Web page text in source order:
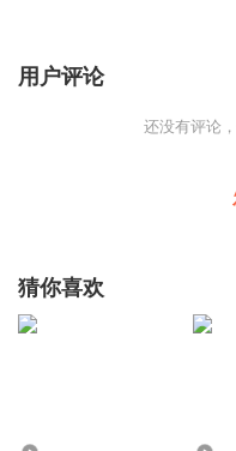
用户评论
还没有评论
猜你喜欢